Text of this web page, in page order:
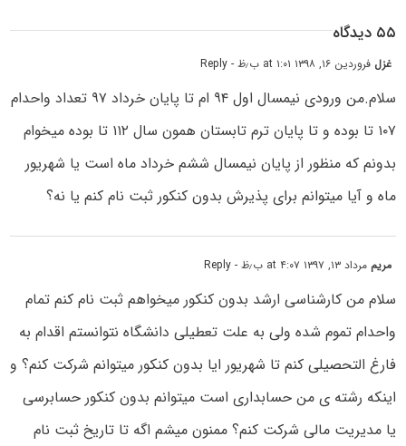
۵۵ دیدگاه
غزل فروردین ۱۶, ۱۳۹۸ at ۱:۰۱ ب٫ظ - Reply
سلام.من ورودی نیمسال اول ۹۴ ام تا پایان خرداد ۹۷ تعداد واحدام
۱۰۷ تا بوده و تا پایان ترم تابستان همون سال ۱۱۲ تا بوده میخوام
بدونم که منظور از پایان نیمسال ششم خرداد ماه است یا شهریور
ماه و آیا میتوانم برای پذیرش بدون کنکور ثبت نام کنم یا نه؟
مریم مرداد ۱۳, ۱۳۹۷ at ۴:۰۷ ب٫ظ - Reply
سلام من کارشناسی ارشد بدون کنکور میخواهم ثبت نام کنم تمام
واحدام تموم شده ولی به علت تعطیلی دانشگاه نتوانستم اقدام به
فارغ التحصیلی کنم تا شهریور ایا بدون کنکور میتوانم شرکت کنم؟ و
اینکه رشته ی من حسابداری است میتوانم بدون کنکور حسابرسی
یا مدیریت مالی شرکت کنم؟ ممنون میشم اگه تا تاریخ ثبت نام